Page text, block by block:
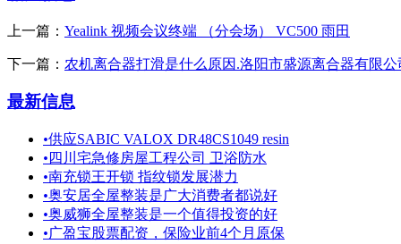
上一篇： Yealink 视频会议终端 （分会场） VC500 雨田
下一篇： 农机离合器打滑是什么原因.洛阳市盛源离合器有限公
最新信息
•供应SABIC VALOX DR48CS1049 resin
• 四川宅急修房屋工程公司 卫浴防水
•南充锁王开锁 指纹锁发展潜力
•奥安居全屋整装是广大消费者都说好
•奥威狮全屋整装是一个值得投资的好
•广盈宝股票配资，保险业前4个月原保